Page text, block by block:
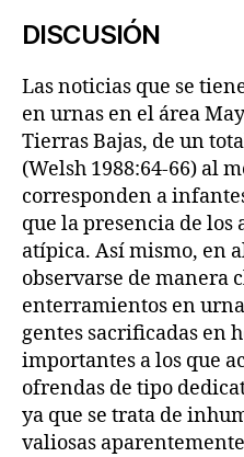
DISCUSIÓN
Las noticias que se
en urnas en el área
Tierras Bajas, de un
(Welsh 1988:64-66) al
corresponden a
que la presencia de los
atípica. Así mismo, en
observarse de manera
enterramientos en
gentes sacrificadas en
importantes a los que
ofrendas de tipo
ya que se trata de
valiosas